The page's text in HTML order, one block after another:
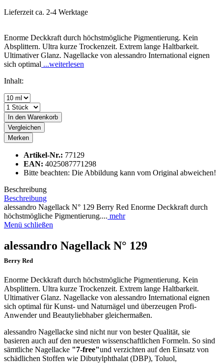
Lieferzeit ca. 2-4 Werktage
Enorme Deckkraft durch höchstmögliche Pigmentierung. Kein
Absplittern. Ultra kurze Trockenzeit. Extrem lange Haltbarkeit.
Ultimativer Glanz. Nagellacke von alessandro International eignen
sich optimal ...weiterlesen
Inhalt:
In den Warenkorb
Vergleichen
Merken
Artikel-Nr.: 77129
EAN: 4025087771298
Bitte beachten: Die Abbildung kann vom Original abweichen!
Beschreibung
Beschreibung
alessandro Nagellack N° 129 Berry Red Enorme Deckkraft durch
höchstmögliche Pigmentierung.... mehr
Menü schließen
alessandro Nagellack N° 129
Berry Red
Enorme Deckkraft durch höchstmögliche Pigmentierung. Kein
Absplittern. Ultra kurze Trockenzeit. Extrem lange Haltbarkeit.
Ultimativer Glanz. Nagellacke von alessandro International eignen
sich optimal für Kunst- und Naturnägel und überzeugen Profi-
Anwender und Beautyliebhaber gleichermaßen.
alessandro Nagellacke sind nicht nur von bester Qualität, sie
basieren auch auf den neuesten wissenschaftlichen Formeln. So sind
sämtliche Nagellacke "7-free"und verzichten auf den Einsatz von
schädlichen Stoffen wie Dibutylphthalat (DBP), Toluol,